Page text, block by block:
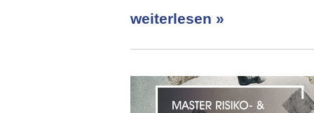
weiterlesen »